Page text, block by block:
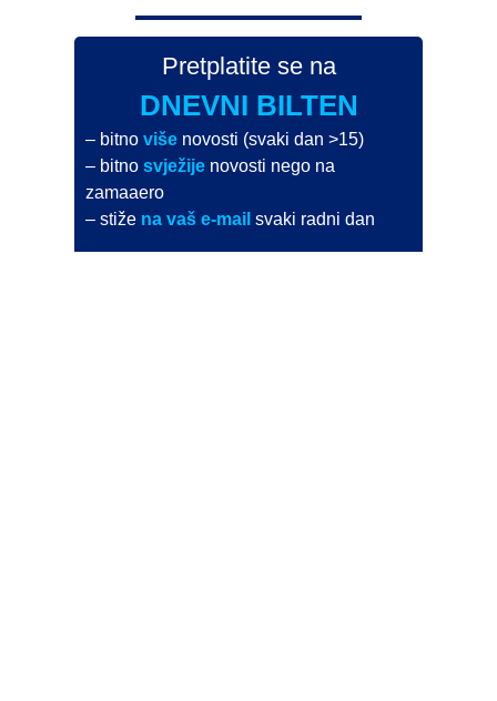
Pretplatite se na
DNEVNI BILTEN
– bitnoviše novosti (svaki dan >15)
– bitnosvježije novosti nego na
zamaaero
– stiže na vaš e-mail svaki radni dan